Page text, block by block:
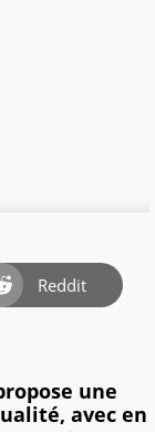
Reddit
une
avec en